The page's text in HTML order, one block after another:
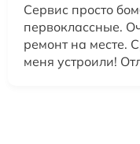
Сервис просто
первоклассные.
ремонт на месте.
меня устроили!